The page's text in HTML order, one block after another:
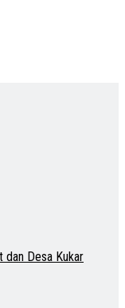
dan Desa Kukar